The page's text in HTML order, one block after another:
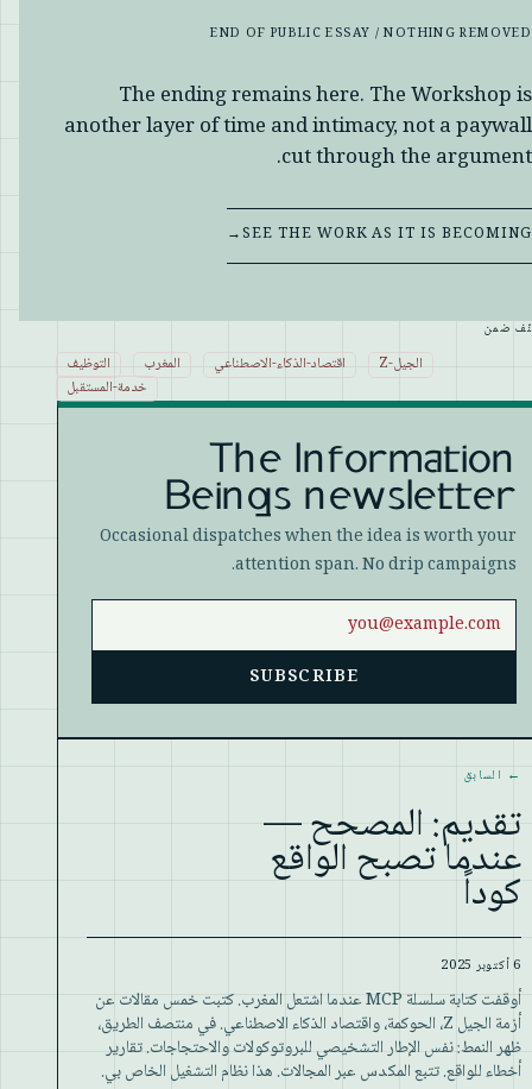
END OF PUBLIC ESSAY / NOTHING REMOVED
The ending remains here. The Workshop is
another layer of time and intimacy, not a paywall
cut through the argument.
SEE THE WORK AS IT IS BECOMING
→
ضمن
الجيل-Z اقتصاد-الذكاء-الاصطناعي المغرب
التوظيف
خدمة-المستقبل
The Information
Beings newsletter
Occasional dispatches when the idea is worth your
attention span. No drip campaigns.
Email address
SUBSCRIBE
Website
← السابق
تقديم: المصحح —
عندما تصبح الواقع
كوداً
6 أكتوبر 2025
أوقفت كتابة سلسلة MCP عندما اشتعل المغرب. كتبت خمس مقالات عن
أزمة الجيل Z، الحوكمة، واقتصاد الذكاء الاصطناعي. في منتصف الطريق،
ظهر النمط: نفس الإطار التشخيصي للبروتوكولات والاحتجاجات. تقارير
أخطاء للواقع. تتبع المكدس عبر المجالات. هذا نظام التشغيل الخاص بي.